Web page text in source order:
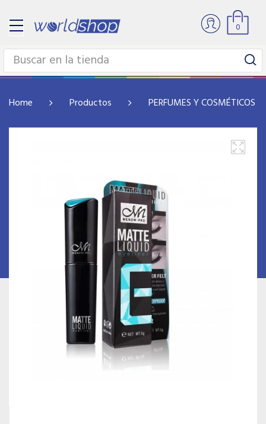
0
Home Productos PERFUMES Y COSMÉTICOS